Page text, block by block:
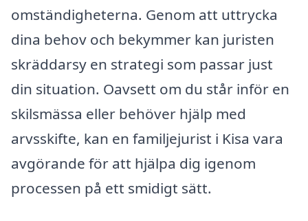
omständigheterna. Genom att uttrycka
dina behov och bekymmer kan juristen
skräddarsy en strategi som passar just
din situation. Oavsett om du står inför en
skilsmässa eller behöver hjälp med
arvsskifte, kan en familjejurist i Kisa vara
avgörande för att hjälpa dig igenom
processen på ett smidigt sätt.